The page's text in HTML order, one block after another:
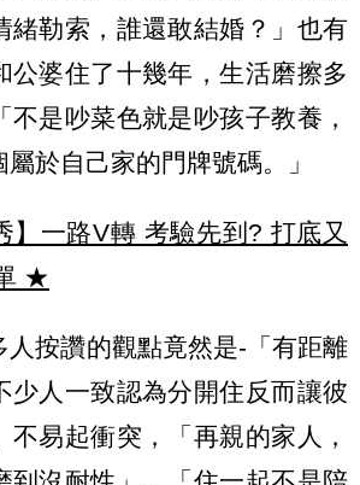
緒勒索，誰還敢結婚？」也有
公婆住了十幾年，生活磨擦多
不是吵菜色就是吵孩子教養，
於自己家的門牌號碼。」
一路V轉 考驗先到? 打底又
★
人按讚的觀點竟然是-「有距離
少人一致認為分開住反而讓彼
不易起衝突，「再親的家人，